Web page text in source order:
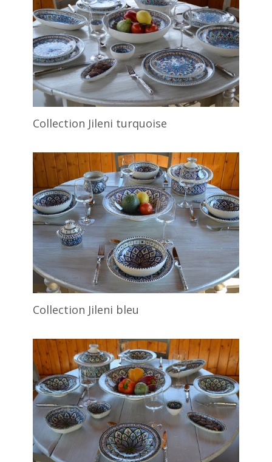
Collection Jileni turquoise
Collection Jileni bleu